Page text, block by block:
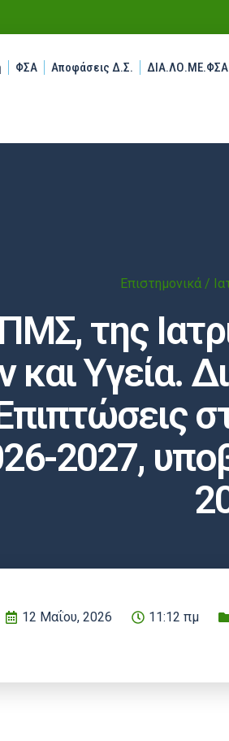
ΦΣΑ Αποφάσεις Δ.Σ. ΔΙΑ.ΛΟ.ΜΕ.ΦΣΑ
Επιστημονικά /
της
και Υγεία.
2027,
12 Μαΐου, 2026 11:12 πμ